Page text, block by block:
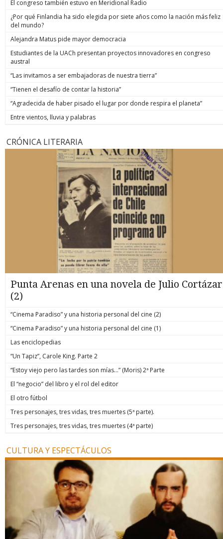
El congreso también estuvo en Meridional Radio
¿Por qué Finlandia ha sido elegida por siete años como la nación más feliz
del mundo?
Alejandra Matus pide mayor democracia
Estudiantes de la UACh presentan proyectos innovadores en congreso
austral
“Las invitamos a ser embajadoras de nuestra tierra”
“Tienen el desafío de contar la historia”
“Agradecida de haber pisado el lugar por donde respira el planeta”
Entre vientos, lluvia y palabras
CRÓNICA LITERARIA
Punta Arenas en una novela de Julio Cortázar
(2)
“Cinema Paradiso” y una historia personal del cine (2)
“Cinema Paradiso” y una historia personal del cine (1)
Las enciclopedias
“Un Tapiz”, Carole King. Parte 2
“Estoy viejo pero las tardes son mías…” (Moris) 2ª Parte
El “negocio” del libro y el rol del editor
El otro fútbol
Tres personajes, tres vidas, tres muertes (5ª parte).
Tres personajes, tres vidas, tres muertes (4ª parte)
CULTURA Y ESPECTÁCULOS